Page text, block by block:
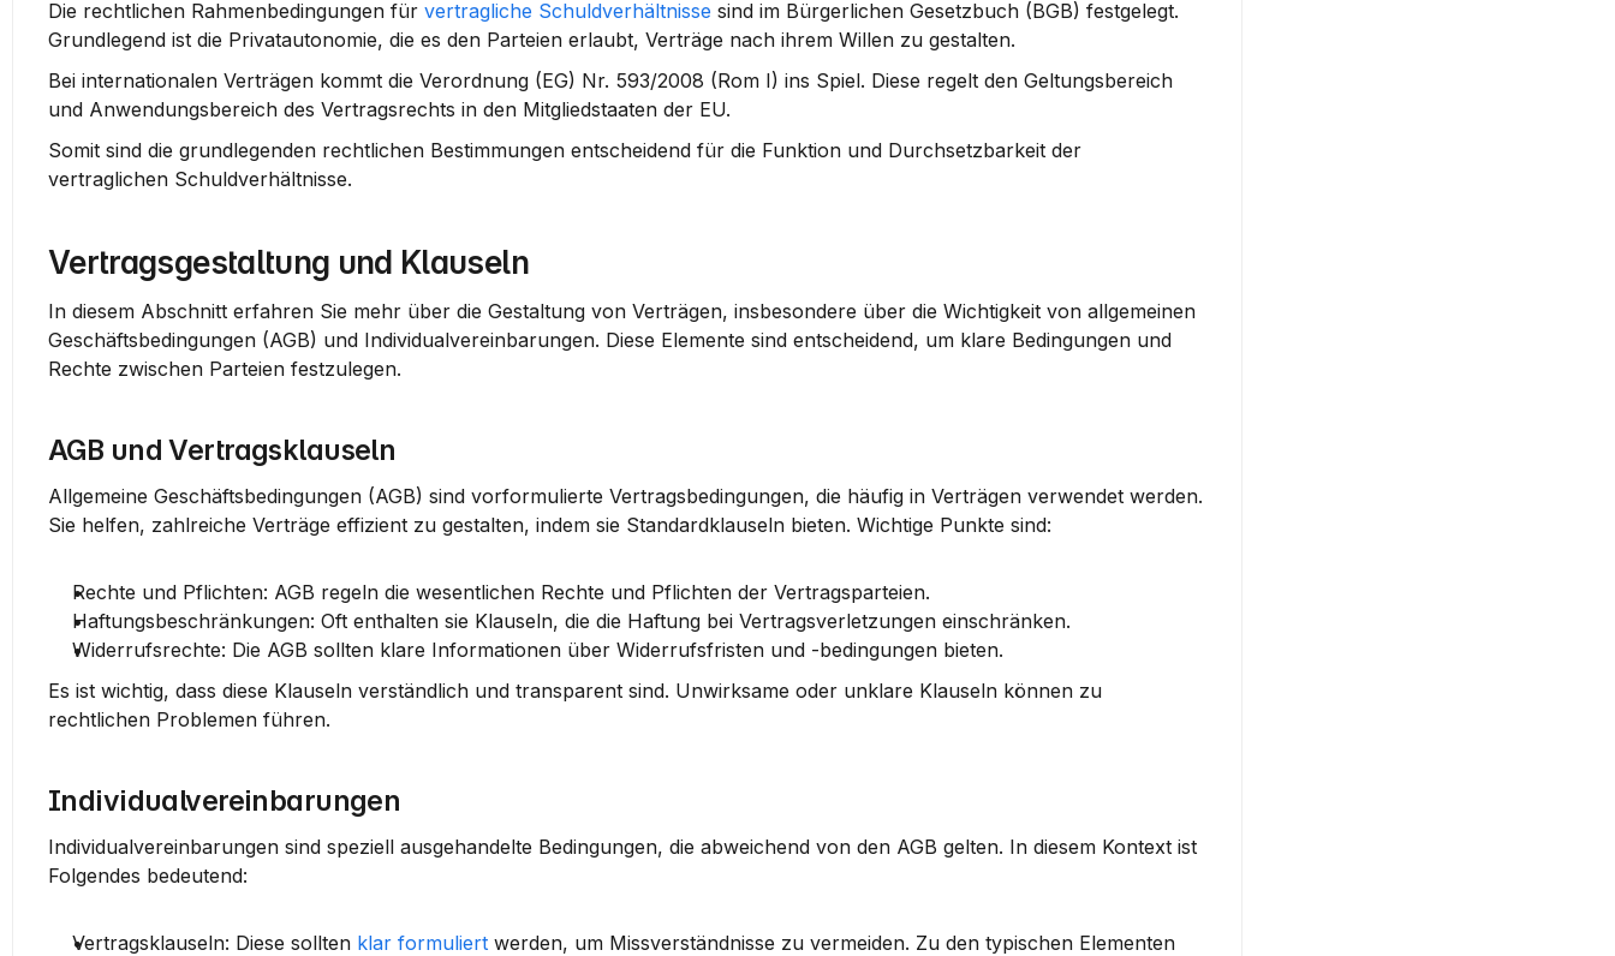
Die rechtlichen Rahmenbedingungen für vertragliche Schuldverhältnisse sind im Bürgerlichen Gesetzbuch (BGB) festgelegt.
Grundlegend ist die Privatautonomie, die es den Parteien erlaubt, Verträge nach ihrem Willen zu gestalten.
Bei internationalen Verträgen kommt die Verordnung (EG) Nr. 593/2008 (Rom I) ins Spiel. Diese regelt den Geltungsbereich
und Anwendungsbereich des Vertragsrechts in den Mitgliedstaaten der EU.
Somit sind die grundlegenden rechtlichen Bestimmungen entscheidend für die Funktion und Durchsetzbarkeit der
vertraglichen Schuldverhältnisse.
Vertragsgestaltung und Klauseln
In diesem Abschnitt erfahren Sie mehr über die Gestaltung von Verträgen, insbesondere über die Wichtigkeit von allgemeinen
Geschäftsbedingungen (AGB) und Individualvereinbarungen. Diese Elemente sind entscheidend, um klare Bedingungen und
Rechte zwischen Parteien festzulegen.
AGB und Vertragsklauseln
Allgemeine Geschäftsbedingungen (AGB) sind vorformulierte Vertragsbedingungen, die häufig in Verträgen verwendet werden.
Sie helfen, zahlreiche Verträge effizient zu gestalten, indem sie Standardklauseln bieten. Wichtige Punkte sind:
Rechte und Pflichten: AGB regeln die wesentlichen Rechte und Pflichten der Vertragsparteien.
Haftungsbeschränkungen: Oft enthalten sie Klauseln, die die Haftung bei Vertragsverletzungen einschränken.
Widerrufsrechte: Die AGB sollten klare Informationen über Widerrufsfristen und -bedingungen bieten.
Es ist wichtig, dass diese Klauseln verständlich und transparent sind. Unwirksame oder unklare Klauseln können zu
rechtlichen Problemen führen.
Individualvereinbarungen
Individualvereinbarungen sind speziell ausgehandelte Bedingungen, die abweichend von den AGB gelten. In diesem Kontext ist
Folgendes bedeutend:
Vertragsklauseln: Diese sollten klar formuliert werden, um Missverständnisse zu vermeiden. Zu den typischen Elementen